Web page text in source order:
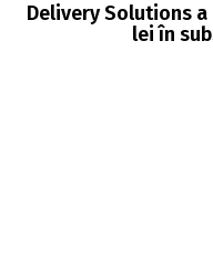
Delivery Solutions
lei în